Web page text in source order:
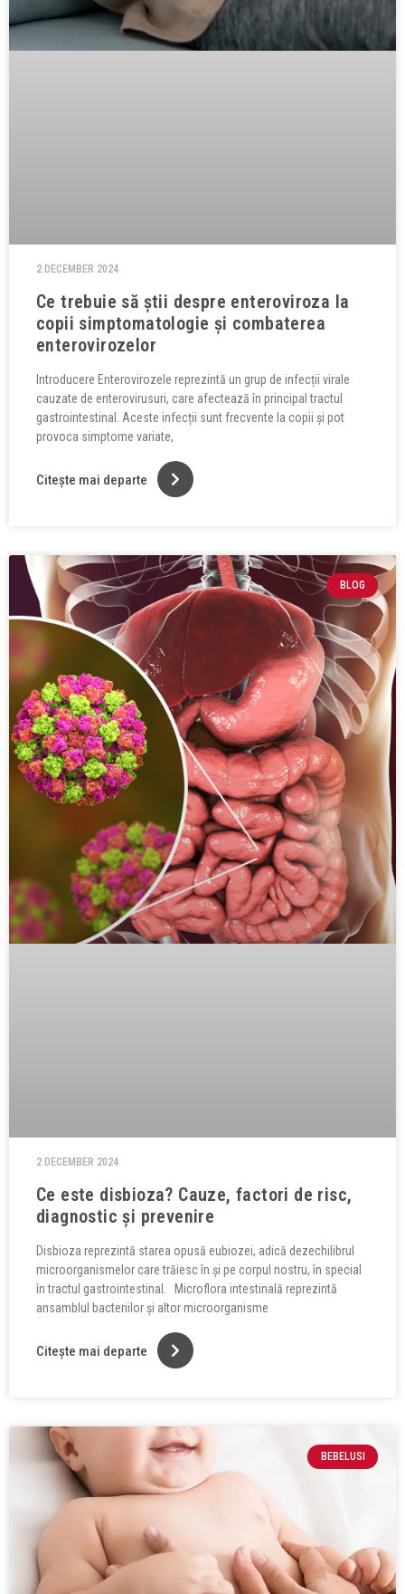
Ce trebuie să știi despre enteroviroza la
copii simptomatologie și combaterea
enterovirozelor
Introducere Enterovirozele reprezintă un grup de infecții virale
cauzate de enterovirusuri, care afectează în principal tractul
gastrointestinal. Aceste infecții sunt frecvente la copii și pot
provoca simptome variate,
Citește mai departe
2 DECEMBER 2024
BLOG
Ce este disbioza? Cauze, factori de risc,
diagnostic și prevenire
Disbioza reprezintă starea opusă eubiozei, adică dezechilibrul
microorganismelor care trăiesc în și pe corpul nostru, în special
în tractul gastrointestinal. Microflora intestinală reprezintă
ansamblul bacteriilor și altor microorganisme
Citește mai departe
2 DECEMBER 2024
BEBELUSI